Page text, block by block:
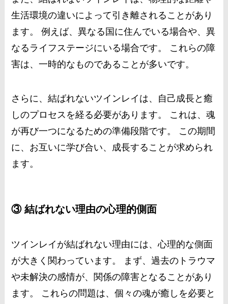
生活環境の違いによって引き離されることがあり
ます。 例えば、異なる国に住んでいる場合や、異
なるライフステージにいる場合です。 これらの障
害は、一時的なものであることが多いです。
さらに、結ばれないツインレイは、自己成長と癒
しのプロセスを経る必要があります。 これは、魂
が再び一つになるための準備段階です。 この期間
に、お互いに学び合い、成長することが求められ
ます。
③ 結ばれない理由の心理的側面
ツインレイが結ばれない理由には、心理的な側面
が大きく関わっています。 まず、過去のトラウマ
や未解決の感情が、関係の障害となることがあり
ます。 これらの問題は、個々の魂が癒しを必要と